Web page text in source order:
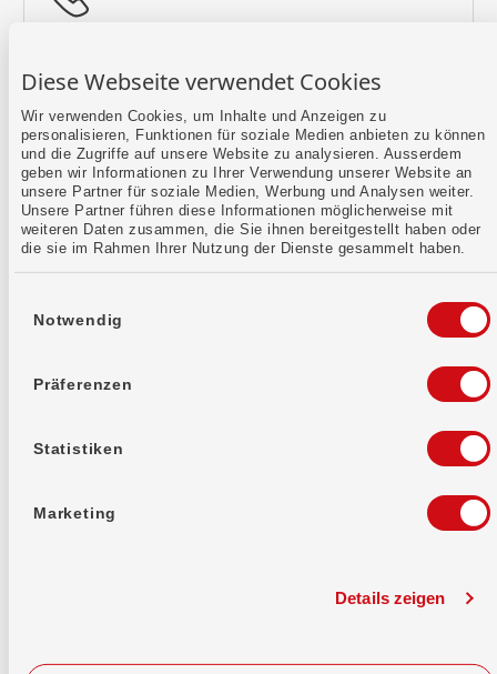
Diese Webseite verwendet Cookies
Wir verwenden Cookies, um Inhalte und Anzeigen zu
personalisieren, Funktionen für soziale Medien anbieten zu können
und die Zugriffe auf unsere Website zu analysieren. Ausserdem
geben wir Informationen zu Ihrer Verwendung unserer Website an
unsere Partner für soziale Medien, Werbung und Analysen weiter.
Unsere Partner führen diese Informationen möglicherweise mit
weiteren Daten zusammen, die Sie ihnen bereitgestellt haben oder
die sie im Rahmen Ihrer Nutzung der Dienste gesammelt haben.
Notwendig
Präferenzen
Statistiken
Marketing
Details zeigen
Mehr erfahren
Kontaktformular